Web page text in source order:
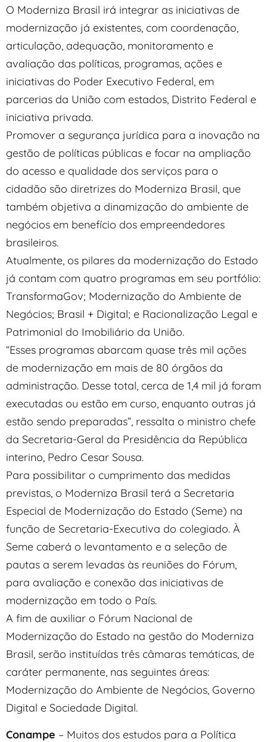
O Moderniza Brasil irá integrar as iniciativas de
modernização já existentes, com coordenação,
articulação, adequação, monitoramento e
avaliação das políticas, programas, ações e
iniciativas do Poder Executivo Federal, em
parcerias da União com estados, Distrito Federal e
iniciativa privada.
Promover a segurança jurídica para a inovação na
gestão de políticas públicas e focar na ampliação
do acesso e qualidade dos serviços para o
cidadão são diretrizes do Moderniza Brasil, que
também objetiva a dinamização do ambiente de
negócios em benefício dos empreendedores
brasileiros.
Atualmente, os pilares da modernização do Estado
já contam com quatro programas em seu portfólio:
TransformaGov; Modernização do Ambiente de
Negócios; Brasil + Digital; e Racionalização Legal e
Patrimonial do Imobiliário da União.
“Esses programas abarcam quase três mil ações
de modernização em mais de 80 órgãos da
administração. Desse total, cerca de 1,4 mil já foram
executadas ou estão em curso, enquanto outras já
estão sendo preparadas”, ressalta o ministro chefe
da Secretaria-Geral da Presidência da República
interino, Pedro Cesar Sousa.
Para possibilitar o cumprimento das medidas
previstas, o Moderniza Brasil terá a Secretaria
Especial de Modernização do Estado (Seme) na
função de Secretaria-Executiva do colegiado. À
Seme caberá o levantamento e a seleção de
pautas a serem levadas às reuniões do Fórum,
para avaliação e conexão das iniciativas de
modernização em todo o País.
A fim de auxiliar o Fórum Nacional de
Modernização do Estado na gestão do Moderniza
Brasil, serão instituídas três câmaras temáticas, de
caráter permanente, nas seguintes áreas:
Modernização do Ambiente de Negócios, Governo
Digital e Sociedade Digital.
Conampe – Muitos dos estudos para a Política